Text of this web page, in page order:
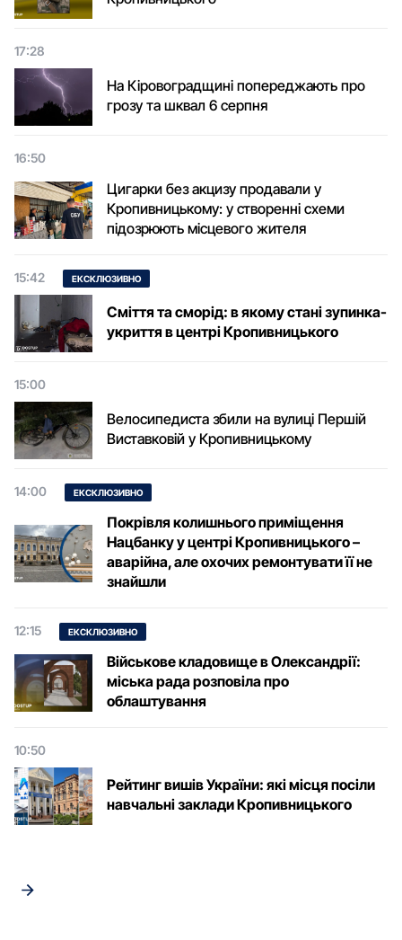
17:28
На Кіровоградщині попереджають про
грозу та шквал 6 серпня
16:50
Цигарки без акцизу продавали у
Кропивницькому: у створенні схеми
підозрюють місцевого жителя
15:42 ЕКСКЛЮЗИВНО
Сміття та сморід: в якому стані зупинка-
укриття в центрі Кропивницького
15:00
Велосипедиста збили на вулиці Першій
Виставковій у Кропивницькому
14:00 ЕКСКЛЮЗИВНО
Покрівля колишнього приміщення
Нацбанку у центрі Кропивницького –
аварійна, але охочих ремонтувати її не
знайшли
12:15 ЕКСКЛЮЗИВНО
Військове кладовище в Олександрії:
міська рада розповіла про
облаштування
10:50
Рейтинг вишів України: які місця посіли
навчальні заклади Кропивницького